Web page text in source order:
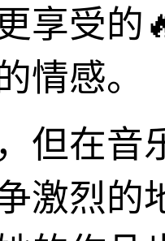
享受的
情感。
但在音
激烈的